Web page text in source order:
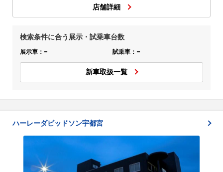
店舗詳細
検索条件に合う展示・試乗車台数
展示車： - 試乗車： -
新車取扱一覧
ハーレーダビッドソン宇都宮